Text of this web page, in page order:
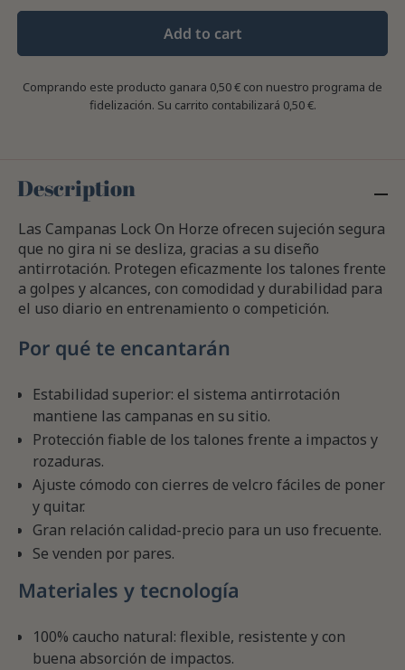
Add to cart
Comprando este producto ganara 0,50 € con nuestro programa de
fidelización. Su carrito contabilizará 0,50 €.
Description
Las Campanas Lock On Horze ofrecen sujeción segura
que no gira ni se desliza, gracias a su diseño
antirrotación. Protegen eficazmente los talones frente
a golpes y alcances, con comodidad y durabilidad para
el uso diario en entrenamiento o competición.
Por qué te encantarán
Estabilidad superior: el sistema antirrotación
mantiene las campanas en su sitio.
Protección fiable de los talones frente a impactos y
rozaduras.
Ajuste cómodo con cierres de velcro fáciles de poner
y quitar.
Gran relación calidad-precio para un uso frecuente.
Se venden por pares.
Materiales y tecnología
100% caucho natural: flexible, resistente y con
buena absorción de impactos.